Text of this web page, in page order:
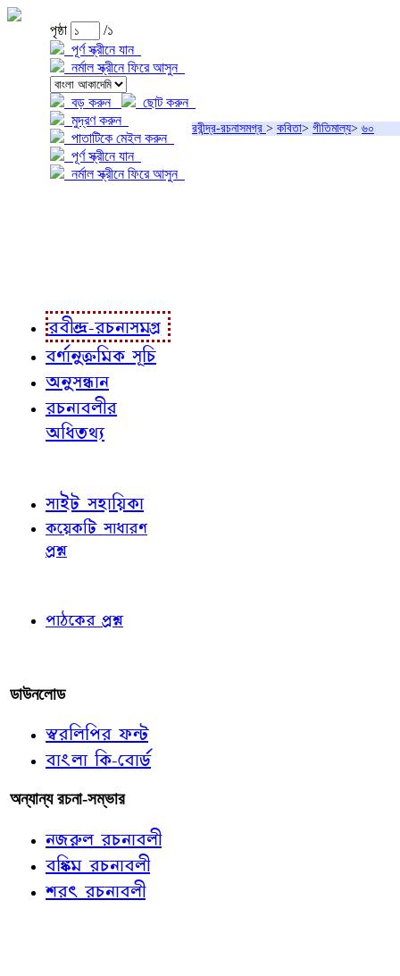
পৃষ্ঠা
/১
পূর্ণ স্ক্রীনে যান
নর্মাল স্ক্রীনে ফিরে আসুন
বড় করুন
ছোট করুন
মুদ্রণ করুন
পাতাটিকে মেইল করুন
পূর্ণ স্ক্রীনে যান
নর্মাল স্ক্রীনে ফিরে আসুন
রবীন্দ্র-রচনাসমগ্র > কবিতা> গীতিমাল্য> ৬০
রবীন্দ্র-রচনাসমগ্র
বর্ণানুক্রমিক সূচি
অনুসন্ধান
রচনাবলীর
অধিতথ্য
সাইট সহায়িকা
কয়েকটি সাধারণ
প্রশ্ন
পাঠকের প্রশ্ন
ডাউনলোড
স্বরলিপির ফন্ট
বাংলা কি-বোর্ড
অন্যান্য রচনা-সম্ভার
নজরুল রচনাবলী
বঙ্কিম রচনাবলী
শরৎ রচনাবলী